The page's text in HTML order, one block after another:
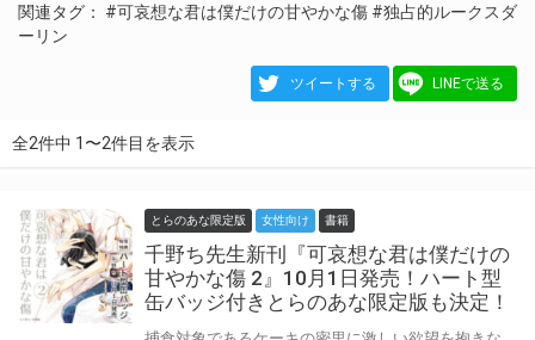
関連タグ： #可哀想な君は僕だけの甘やかな傷 #独占的ルークスダ
ーリン
ツイートする LINEで送る
全2件中 1〜2件目を表示
とらのあな限定版 女性向け 書籍
千野ち先生新刊『可哀想な君は僕だけの
甘やかな傷 2』10月1日発売！ハート型
缶バッジ付きとらのあな限定版も決定！